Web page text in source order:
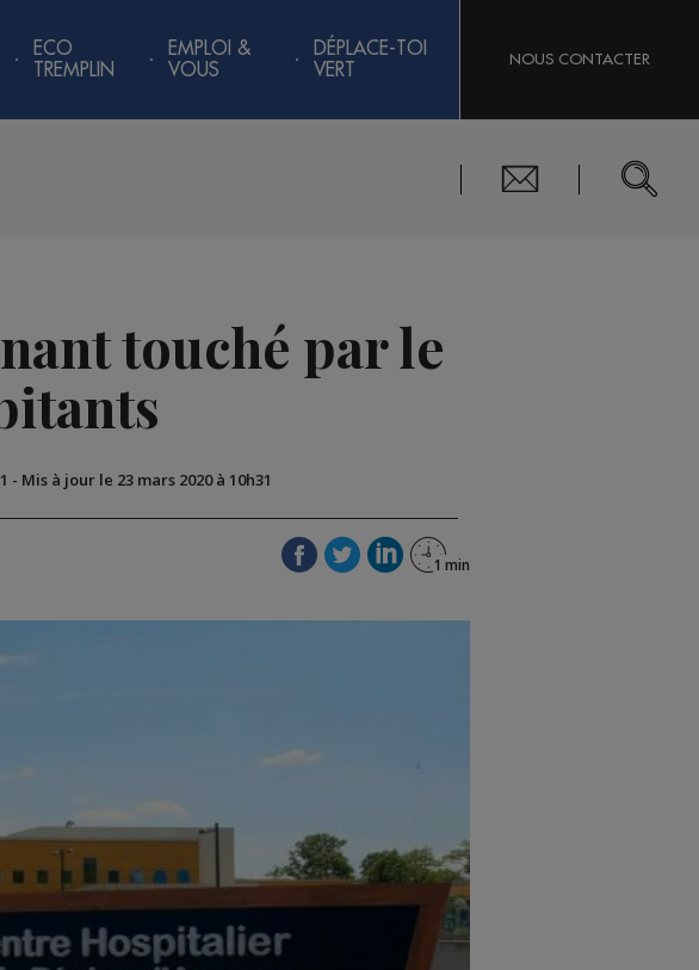
ECO
TREMPLIN
EMPLOI &
VOUS
DÉPLACE-TOI
VERT
NOUS CONTACTER
touché par le
- Mis à jour le 23 mars 2020 à 10h31